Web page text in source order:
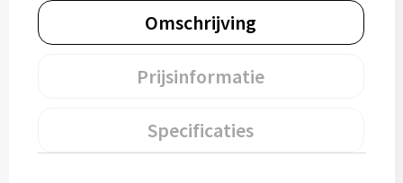
Lunchboxen
Snoep
Omschrijving
Prijsinformatie
Specificaties